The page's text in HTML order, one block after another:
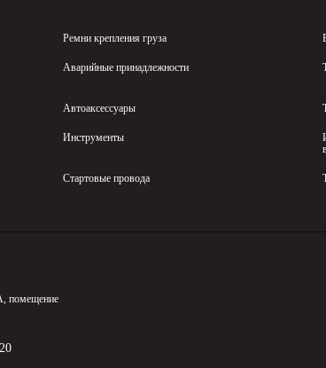
Ремни крепления груза
Аварийные принадлежности
Автоаксессуары
Инструменты
Стартовые провода
помещение